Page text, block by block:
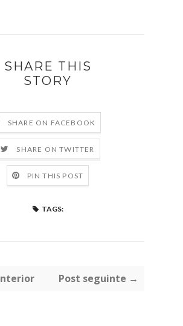
SHARE THIS
STORY
SHARE ON FACEBOOK
SHARE ON TWITTER
PIN THIS POST
TAGS:
Post seguinte →